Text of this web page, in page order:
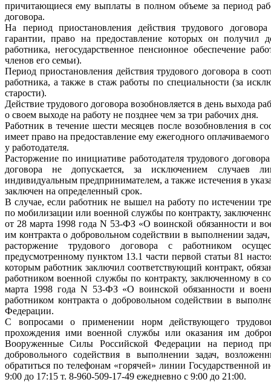
причитающиеся ему выплаты в полном объеме за период
договора.
На период приостановления действия трудового
гарантии, право на предоставление которых он получил
работника, негосударственное пенсионное обеспечение
членов его семьи).
Период приостановления действия трудового договора в
работника, а также в стаж работы по специальности (за
старости).
Действие трудового договора возобновляется в день выхода
о своем выходе на работу не позднее чем за три рабочих дня.
Работник в течение шести месяцев после возобновления в
имеет право на предоставление ему ежегодного
у работодателя.
Расторжение по инициативе работодателя трудового
договора не допускается, за исключением случаев
индивидуальным предпринимателем, а также истечения в
заключен на определенный срок.
В случае, если работник не вышел на работу по истечении
по мобилизации или военной службы по контракту,
от 28 марта 1998 года N 53-ФЗ «О воинской обязанности и
им контракта о добровольном содействии в выполнении
расторжение трудового договора с работником
предусмотренному пунктом 13.1 части первой статьи 81
которым работник заключил соответствующий контракт,
работником военной службы по контракту, заключенному в
марта 1998 года N 53-ФЗ «О воинской обязанности и
работником контракта о добровольном содействии в
Федерации.
С вопросами о применении норм действующего
прохождения ими военной службы или оказания им
Вооруженные Силы Российской Федерации на период
добровольного содействия в выполнении задач,
обратиться по телефонам «горячей» линии Государственной
9:00 до 17:15 т. 8-960-509-17-49 ежедневно с 9:00 до 21:00.